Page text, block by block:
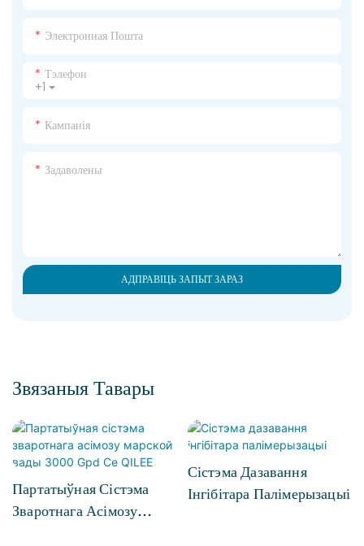
Электронная Пошта
+1
Тэлефон
Кампанія
Задаволены
АДПРАВІЦЬ ЗАПЫТ ЗАРАЗ
Звязаныя Тавары
Партатыўная Сістэма
Зваротнага Асімозу
Сістэма Дазавання
Інгібітара Палімерызацыі